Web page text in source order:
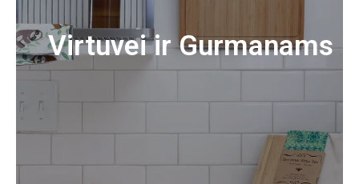
Virtuvei ir Gurmanams